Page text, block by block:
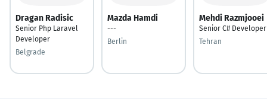
Dragan Radisic
Senior Php Laravel
Developer
Belgrade
Mazda Hamdi
---
Berlin
Mehdi Razmjooei
Senior C# Developer
Tehran